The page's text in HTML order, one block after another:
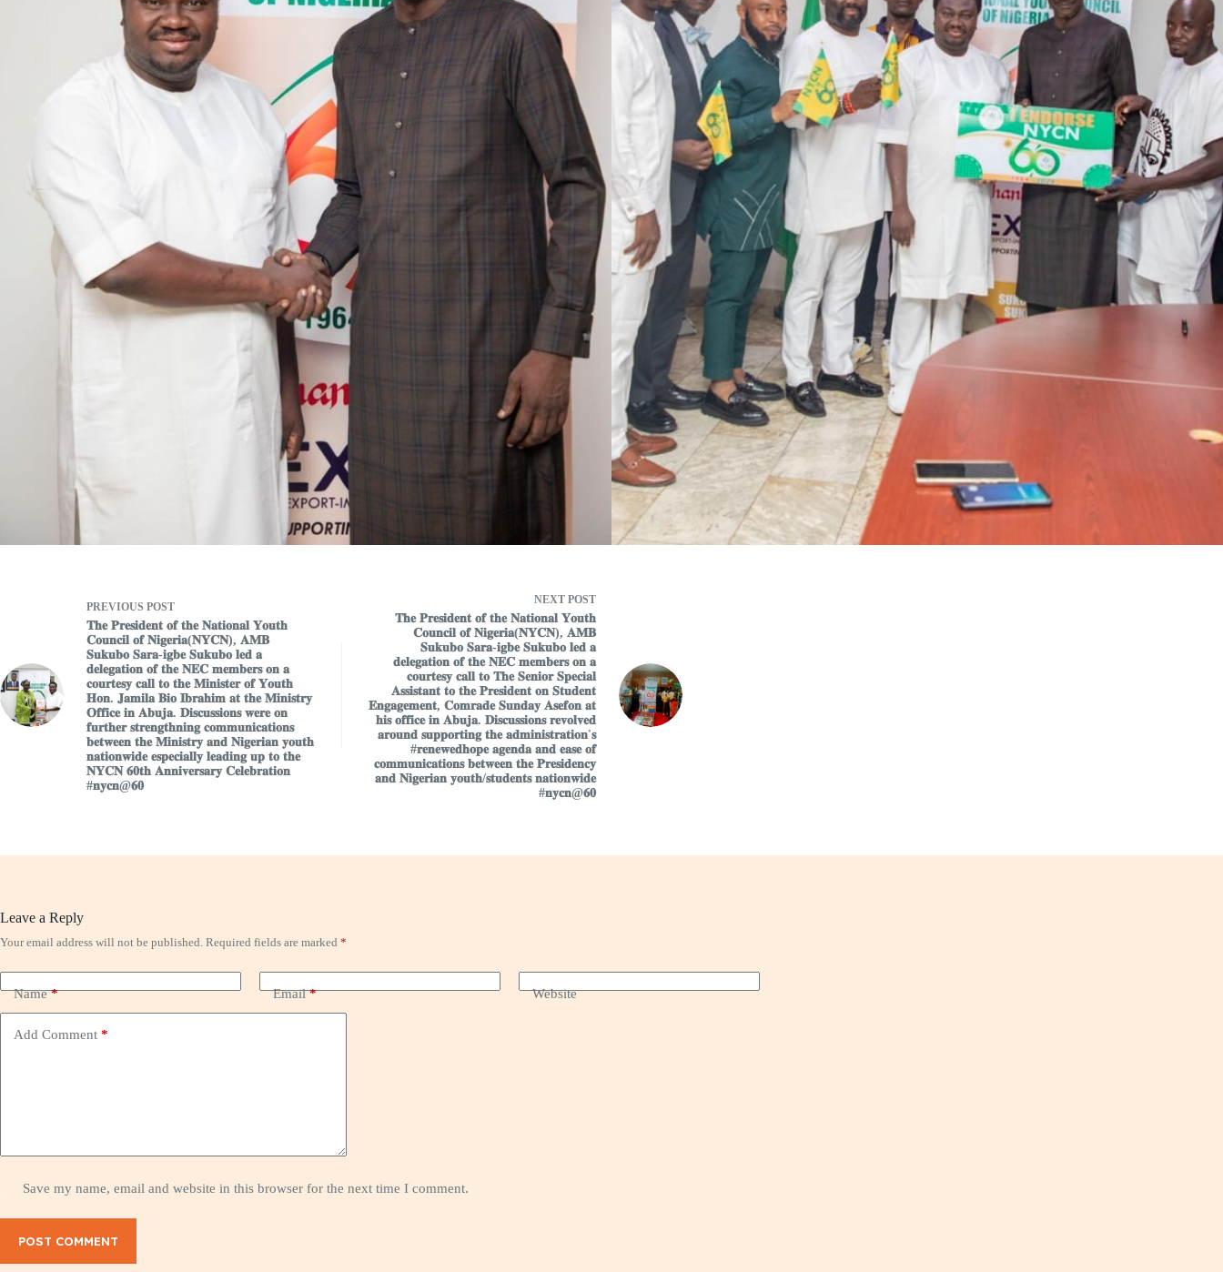
PREVIOUS POST
𝐓𝐡𝐞 𝐏𝐫𝐞𝐬𝐢𝐝𝐞𝐧𝐭 𝐨𝐟 𝐭𝐡𝐞 𝐍𝐚𝐭𝐢𝐨𝐧𝐚𝐥 𝐘𝐨𝐮𝐭𝐡
𝐂𝐨𝐮𝐧𝐜𝐢𝐥 𝐨𝐟 𝐍𝐢𝐠𝐞𝐫𝐢𝐚(𝐍𝐘𝐂𝐍), 𝐀𝐌𝐁
𝐒𝐮𝐤𝐮𝐛𝐨 𝐒𝐚𝐫𝐚-𝐢𝐠𝐛𝐞 𝐒𝐮𝐤𝐮𝐛𝐨 𝐥𝐞𝐝 𝐚
𝐝𝐞𝐥𝐞𝐠𝐚𝐭𝐢𝐨𝐧 𝐨𝐟 𝐭𝐡𝐞 𝐍𝐄𝐂 𝐦𝐞𝐦𝐛𝐞𝐫𝐬 𝐨𝐧 𝐚
𝐜𝐨𝐮𝐫𝐭𝐞𝐬𝐲 𝐜𝐚𝐥𝐥 𝐭𝐨 𝐭𝐡𝐞 𝐌𝐢𝐧𝐢𝐬𝐭𝐞𝐫 𝐨𝐟 𝐘𝐨𝐮𝐭𝐡
𝐇𝐨𝐧. 𝐉𝐚𝐦𝐢𝐥𝐚 𝐁𝐢𝐨 𝐈𝐛𝐫𝐚𝐡𝐢𝐦 𝐚𝐭 𝐭𝐡𝐞 𝐌𝐢𝐧𝐢𝐬𝐭𝐫𝐲
𝐎𝐟𝐟𝐢𝐜𝐞 𝐢𝐧 𝐀𝐛𝐮𝐣𝐚. 𝐃𝐢𝐬𝐜𝐮𝐬𝐬𝐢𝐨𝐧𝐬 𝐰𝐞𝐫𝐞 𝐨𝐧
𝐟𝐮𝐫𝐭𝐡𝐞𝐫 𝐬𝐭𝐫𝐞𝐧𝐠𝐭𝐡𝐧𝐢𝐧𝐠 𝐜𝐨𝐦𝐦𝐮𝐧𝐢𝐜𝐚𝐭𝐢𝐨𝐧𝐬
𝐛𝐞𝐭𝐰𝐞𝐞𝐧 𝐭𝐡𝐞 𝐌𝐢𝐧𝐢𝐬𝐭𝐫𝐲 𝐚𝐧𝐝 𝐍𝐢𝐠𝐞𝐫𝐢𝐚𝐧 𝐲𝐨𝐮𝐭𝐡
𝐧𝐚𝐭𝐢𝐨𝐧𝐰𝐢𝐝𝐞 𝐞𝐬𝐩𝐞𝐜𝐢𝐚𝐥𝐥𝐲 𝐥𝐞𝐚𝐝𝐢𝐧𝐠 𝐮𝐩 𝐭𝐨 𝐭𝐡𝐞
𝐍𝐘𝐂𝐍 𝟔𝟎𝐭𝐡 𝐀𝐧𝐧𝐢𝐯𝐞𝐫𝐬𝐚𝐫𝐲 𝐂𝐞𝐥𝐞𝐛𝐫𝐚𝐭𝐢𝐨𝐧
#𝐧𝐲𝐜𝐧@𝟔𝟎
NEXT POST
𝐓𝐡𝐞 𝐏𝐫𝐞𝐬𝐢𝐝𝐞𝐧𝐭 𝐨𝐟 𝐭𝐡𝐞 𝐍𝐚𝐭𝐢𝐨𝐧𝐚𝐥 𝐘𝐨𝐮𝐭𝐡
𝐂𝐨𝐮𝐧𝐜𝐢𝐥 𝐨𝐟 𝐍𝐢𝐠𝐞𝐫𝐢𝐚(𝐍𝐘𝐂𝐍), 𝐀𝐌𝐁
𝐒𝐮𝐤𝐮𝐛𝐨 𝐒𝐚𝐫𝐚-𝐢𝐠𝐛𝐞 𝐒𝐮𝐤𝐮𝐛𝐨 𝐥𝐞𝐝 𝐚
𝐝𝐞𝐥𝐞𝐠𝐚𝐭𝐢𝐨𝐧 𝐨𝐟 𝐭𝐡𝐞 𝐍𝐄𝐂 𝐦𝐞𝐦𝐛𝐞𝐫𝐬 𝐨𝐧 𝐚
𝐜𝐨𝐮𝐫𝐭𝐞𝐬𝐲 𝐜𝐚𝐥𝐥 𝐭𝐨 𝐓𝐡𝐞 𝐒𝐞𝐧𝐢𝐨𝐫 𝐒𝐩𝐞𝐜𝐢𝐚𝐥
𝐀𝐬𝐬𝐢𝐬𝐭𝐚𝐧𝐭 𝐭𝐨 𝐭𝐡𝐞 𝐏𝐫𝐞𝐬𝐢𝐝𝐞𝐧𝐭 𝐨𝐧 𝐒𝐭𝐮𝐝𝐞𝐧𝐭
𝐄𝐧𝐠𝐚𝐠𝐞𝐦𝐞𝐧𝐭, 𝐂𝐨𝐦𝐫𝐚𝐝𝐞 𝐒𝐮𝐧𝐝𝐚𝐲 𝐀𝐬𝐞𝐟𝐨𝐧 𝐚𝐭
𝐡𝐢𝐬 𝐨𝐟𝐟𝐢𝐜𝐞 𝐢𝐧 𝐀𝐛𝐮𝐣𝐚. 𝐃𝐢𝐬𝐜𝐮𝐬𝐬𝐢𝐨𝐧𝐬 𝐫𝐞𝐯𝐨𝐥𝐯𝐞𝐝
𝐚𝐫𝐨𝐮𝐧𝐝 𝐬𝐮𝐩𝐩𝐨𝐫𝐭𝐢𝐧𝐠 𝐭𝐡𝐞 𝐚𝐝𝐦𝐢𝐧𝐢𝐬𝐭𝐫𝐚𝐭𝐢𝐨𝐧'𝐬
#𝐫𝐞𝐧𝐞𝐰𝐞𝐝𝐡𝐨𝐩𝐞 𝐚𝐠𝐞𝐧𝐝𝐚 𝐚𝐧𝐝 𝐞𝐚𝐬𝐞 𝐨𝐟
𝐜𝐨𝐦𝐦𝐮𝐧𝐢𝐜𝐚𝐭𝐢𝐨𝐧𝐬 𝐛𝐞𝐭𝐰𝐞𝐞𝐧 𝐭𝐡𝐞 𝐏𝐫𝐞𝐬𝐢𝐝𝐞𝐧𝐜𝐲
𝐚𝐧𝐝 𝐍𝐢𝐠𝐞𝐫𝐢𝐚𝐧 𝐲𝐨𝐮𝐭𝐡/𝐬𝐭𝐮𝐝𝐞𝐧𝐭𝐬 𝐧𝐚𝐭𝐢𝐨𝐧𝐰𝐢𝐝𝐞
#𝐧𝐲𝐜𝐧@𝟔𝟎
Leave a Reply
Your email address will not be published. Required fields are marked *
Name* Email* Website
Add Comment *
Save my name, email and website in this browser for the next time I comment.
POST COMMENT